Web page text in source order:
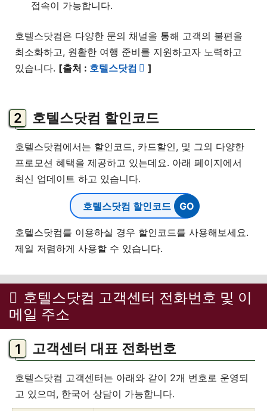
접속이 가능합니다.
호텔스닷컴은 다양한 문의 채널을 통해 고객의 불편을
최소화하고, 원활한 여행 준비를 지원하고자 노력하고
있습니다. [출처 : 호텔스닷컴 ]
호텔스닷컴 할인코드
호텔스닷컴에서는 할인코드, 카드할인, 및 그외 다양한
프로모션 혜택을 제공하고 있는데요. 아래 페이지에서
최신 업데이트 하고 있습니다.
호텔스닷컴 할인코드
호텔스닷컴를 이용하실 경우 할인코드를 사용해보세요.
제일 저렴하게 사용할 수 있습니다.
호텔스닷컴 고객센터 전화번호 및 이
메일 주소
고객센터 대표 전화번호
호텔스닷컴 고객센터는 아래와 같이 2개 번호로 운영되
고 있으며, 한국어 상담이 가능합니다.